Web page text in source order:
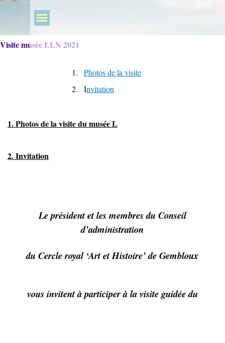
Visite musée LLN 2021
1.
Photos de la visite
2.
Invitation
1. Photos de la visite du musée L
2. Invitation
Le président et les membres du Conseil
d’administration
du Cercle royal ‘Art et Histoire’ de Gembloux
vous invitent à participer à la visite guidée du